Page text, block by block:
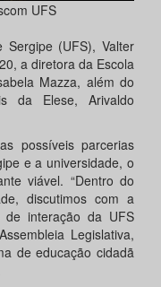
UFS
(UFS), Valter
a diretora da Escola
Mazza, além do
da Elese, Arivaldo
possíveis parcerias
e a universidade, o
viável. “Dentro do
discutimos com a
de interação da UFS
Legislativa,
de educação cidadã